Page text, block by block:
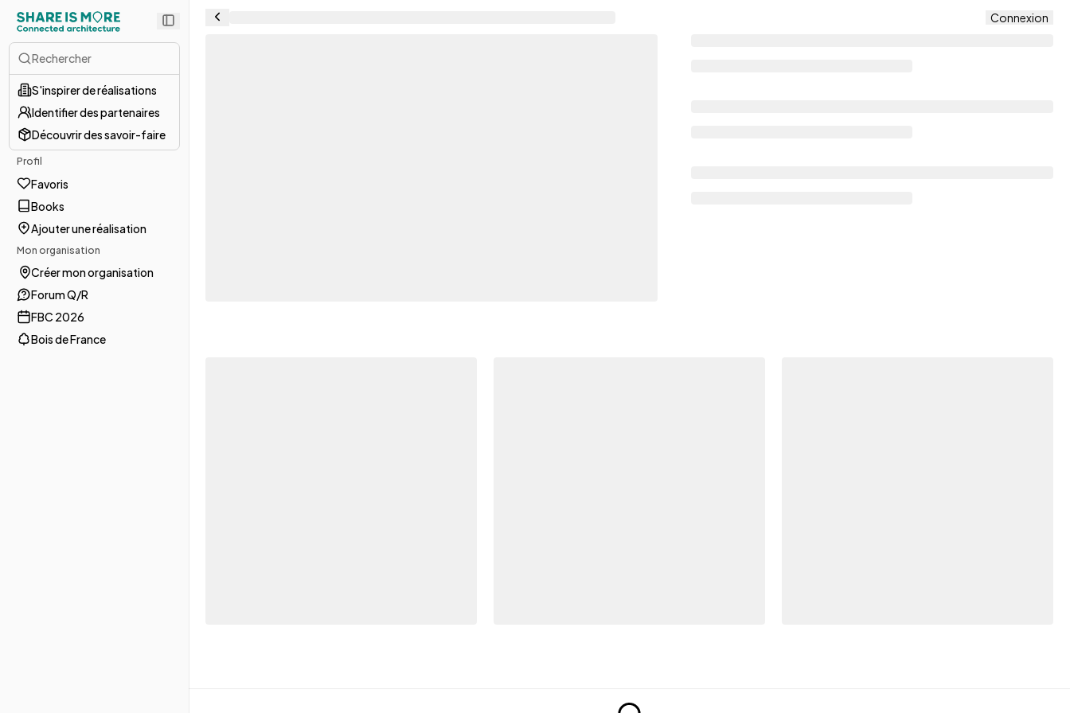
Rechercher
S'inspirer de réalisations
Identifier des partenaires
Découvrir des savoir-faire
Profil
Favoris
Books
Ajouter une réalisation
Mon organisation
Créer mon organisation
Forum Q/R
FBC 2026
Bois de France
Connexion